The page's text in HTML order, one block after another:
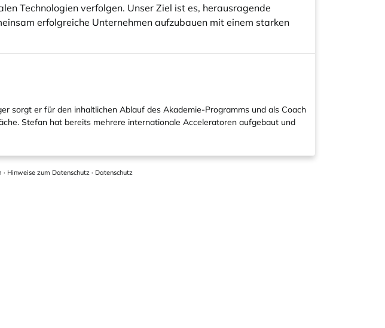
Technologien verfolgen. Unser Ziel ist es, herausragende
erfolgreiche Unternehmen aufzubauen mit einem starken
sorgt er für den inhaltlichen Ablauf des Akademie-Programms und als Coach
Stefan hat bereits mehrere internationale Acceleratoren aufgebaut und
· Hinweise zum Datenschutz · Datenschutz